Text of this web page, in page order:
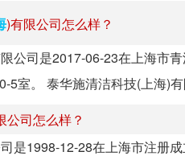
)有限公司怎么样？
公司是2017-06-23在上海市
5室。 泰华施清洁科技(上海)
公司怎么样？
是1998-12-28在上海市注册